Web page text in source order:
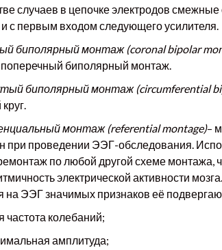
случаев в цепочке электродов
и с первым входом следующего усилителя.
биполярный монтаж (coronal bipolar
биполярный монтаж.
биполярный монтаж (circumferential
монтаж (referential montage)–
при проведении ЭЭГ-обследования.
по любой другой схеме
электрической активности
на ЭЭГ значимых признаков её
частота колебаний;
амплитуда;